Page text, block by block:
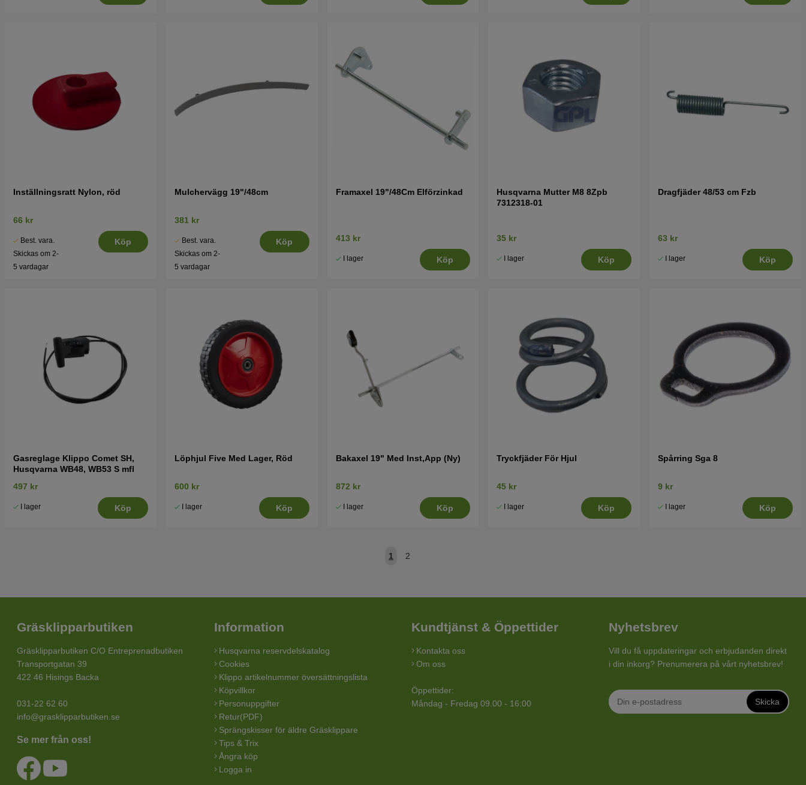
Inställningsratt Nylon, röd
66 kr
Best. vara.
Skickas om 2-
5 vardagar
Köp
Mulchervägg 19"/48cm
381 kr
Best. vara.
Skickas om 2-
5 vardagar
Köp
Framaxel 19"/48Cm Elförzinkad
413 kr
I lager Köp
Husqvarna Mutter M8 8Zpb
7312318-01
35 kr
I lager Köp
Dragfjäder 48/53 cm Fzb
63 kr
I lager Köp
Gasreglage Klippo Comet SH,
Husqvarna WB48, WB53 S mfl
497 kr
I lager Köp
Löphjul Five Med Lager, Röd
600 kr
I lager Köp
Bakaxel 19" Med Inst,App (Ny)
872 kr
I lager Köp
Tryckfjäder För Hjul
45 kr
I lager Köp
Spårring Sga 8
9 kr
I lager Köp
1 2
Gräsklipparbutiken
Gräsklipparbutiken C/O Entreprenadbutiken
Transportgatan 39
422 46 Hisings Backa
031-22 62 60
info@grasklipparbutiken.se
Se mer från oss!
Information
Husqvarna reservdelskatalog
Cookies
Klippo artikelnummer översättningslista
Köpvillkor
Personuppgifter
Retur(PDF)
Sprängskisser för äldre Gräsklippare
Tips & Trix
Ångra köp
Logga in
Kundtjänst & Öppettider
Kontakta oss
Om oss
Öppettider:
Måndag - Fredag 09.00 - 16:00
Nyhetsbrev
Vill du få uppdateringar och erbjudanden direkt
i din inkorg? Prenumerera på vårt nyhetsbrev!
Skicka